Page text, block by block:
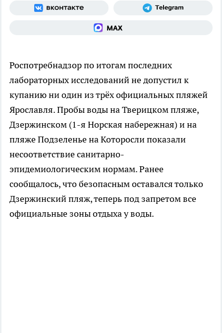
Роспотребнадзор по итогам последних
лабораторных исследований не допустил к
купанию ни один из трёх официальных пляжей
Ярославля. Пробы воды на Тверицком пляже,
Дзержинском (1-я Норская набережная) и на
пляже Подзеленье на Которосли показали
несоответствие санитарно-
эпидемиологическим нормам. Ранее
сообщалось, что безопасным оставался только
Дзержинский пляж, теперь под запретом все
официальные зоны отдыха у воды.